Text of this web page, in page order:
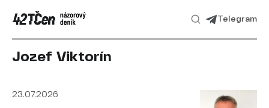
Telegram
Jozef Viktorín
23.07.2026